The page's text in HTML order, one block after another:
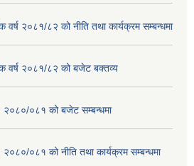
वर्ष २०८१/८२ को नीति तथा कार्यक्रम सम्बन्धमा
वर्ष २०८१/८२ को बजेट बक्तव्य
२०८०/०८१ को बजेट सम्बन्धमा
०८१ को नीति तथा कार्यक्रम सम्बन्धमा